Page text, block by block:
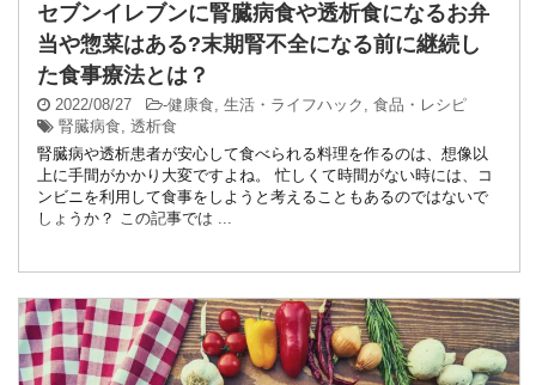
セブンイレブンに腎臓病食や透析食になるお弁
当や惣菜はある?末期腎不全になる前に継続し
た食事療法とは？
2022/08/27 -健康食, 生活・ライフハック , 食品・レシピ
腎臓病食, 透析食
腎臓病や透析患者が安心して食べられる料理を作るのは、想像以
上に手間がかかり大変ですよね。 忙しくて時間がない時には、コ
ンビニを利用して食事をしようと考えることもあるのではないで
しょうか？ この記事では ...